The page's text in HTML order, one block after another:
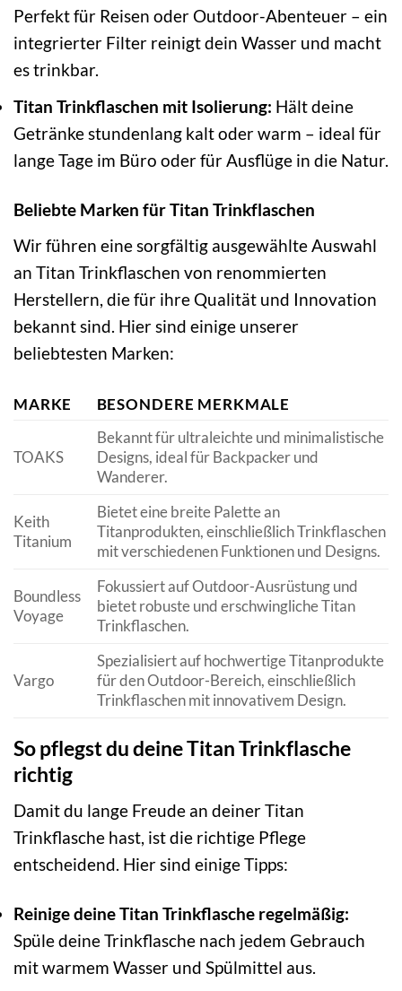
Perfekt für Reisen oder Outdoor-Abenteuer – ein
integrierter Filter reinigt dein Wasser und macht
es trinkbar.
Titan Trinkflaschen mit Isolierung: Hält deine
Getränke stundenlang kalt oder warm – ideal für
lange Tage im Büro oder für Ausflüge in die Natur.
Beliebte Marken für Titan Trinkflaschen
Wir führen eine sorgfältig ausgewählte Auswahl
an Titan Trinkflaschen von renommierten
Herstellern, die für ihre Qualität und Innovation
bekannt sind. Hier sind einige unserer
beliebtesten Marken:
MARKE BESONDERE MERKMALE
TOAKS
Bekannt für ultraleichte und minimalistische
Designs, ideal für Backpacker und
Wanderer.
Keith
Titanium
Bietet eine breite Palette an
Titanprodukten, einschließlich Trinkflaschen
mit verschiedenen Funktionen und Designs.
Boundless
Voyage
Fokussiert auf Outdoor-Ausrüstung und
bietet robuste und erschwingliche Titan
Trinkflaschen.
Vargo
Spezialisiert auf hochwertige Titanprodukte
für den Outdoor-Bereich, einschließlich
Trinkflaschen mit innovativem Design.
So pflegst du deine Titan Trinkflasche
richtig
Damit du lange Freude an deiner Titan
Trinkflasche hast, ist die richtige Pflege
entscheidend. Hier sind einige Tipps:
Reinige deine Titan Trinkflasche regelmäßig:
Spüle deine Trinkflasche nach jedem Gebrauch
mit warmem Wasser und Spülmittel aus.